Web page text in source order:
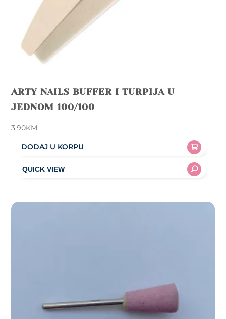
ARTY NAILS BUFFER I TURPIJA U
JEDNOM 100/100
3,90KM
DODAJ U KORPU